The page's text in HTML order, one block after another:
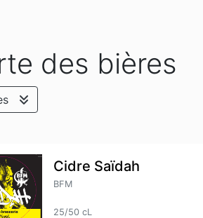
des bières
Cidre Saïdah
BFM
25/50 cL